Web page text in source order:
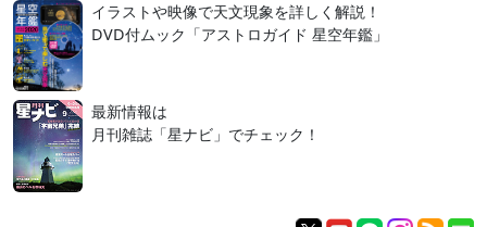
イラストや映像で天文現象を詳しく解説！
DVD付ムック「アストロガイド 星空年鑑」
最新情報は
月刊雑誌「星ナビ」でチェック！